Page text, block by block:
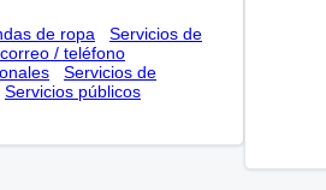
de ropa
Servicios de
/ teléfono
Servicios de
Servicios públicos